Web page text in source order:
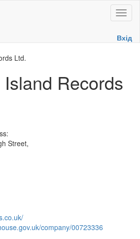
Toggle
Вхід
Records
Street,
company/00723336